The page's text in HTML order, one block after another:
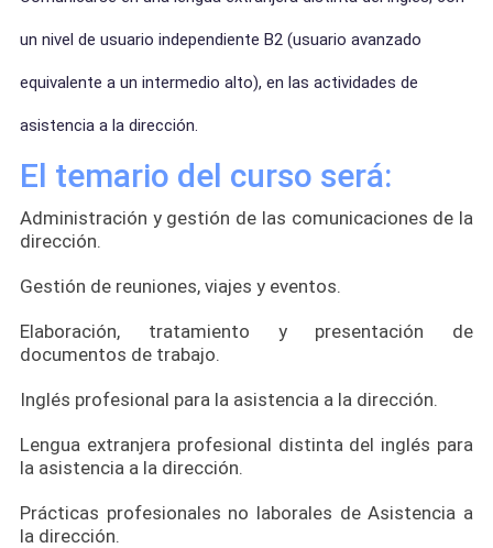
un nivel de usuario independiente B2 (usuario avanzado
equivalente a un intermedio alto), en las actividades de
asistencia a la dirección.
El temario del curso será:
Administración y gestión de las comunicaciones de la
dirección.
Gestión de reuniones, viajes y eventos.
Elaboración, tratamiento y presentación de
documentos de trabajo.
Inglés profesional para la asistencia a la dirección.
Lengua extranjera profesional distinta del inglés para
la asistencia a la dirección.
Prácticas profesionales no laborales de Asistencia a
la dirección.